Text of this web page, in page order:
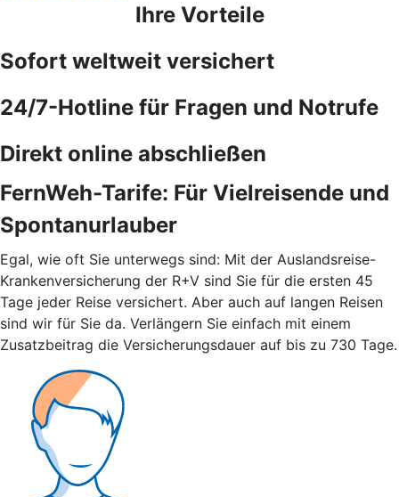
Ihre Vorteile
Sofort weltweit versichert
24/7-Hotline für Fragen und Notrufe
Direkt online abschließen
FernWeh-Tarife: Für Vielreisende und
Spontanurlauber
Egal, wie oft Sie unterwegs sind: Mit der Auslandsreise-
Krankenversicherung der R+V sind Sie für die ersten 45
Tage jeder Reise versichert. Aber auch auf langen Reisen
sind wir für Sie da. Verlängern Sie einfach mit einem
Zusatzbeitrag die Versicherungsdauer auf bis zu 730 Tage.